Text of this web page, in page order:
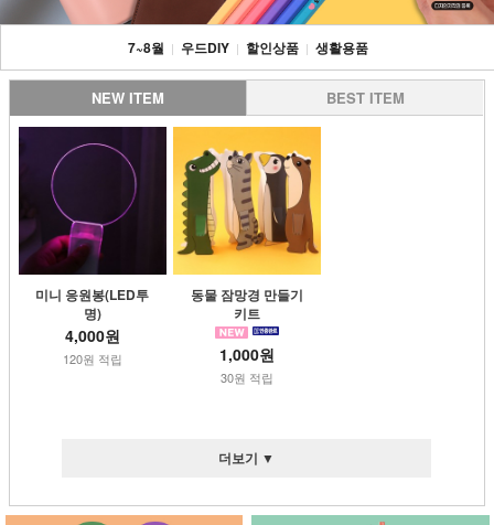
7~8월 | 우드DIY | 할인상품 | 생활용품
NEW ITEM BEST ITEM
미니 응원봉(LED투
명)
4,000원
120원 적립
동물 잠망경 만들기
키트
1,000원
30원 적립
더보기 ▼